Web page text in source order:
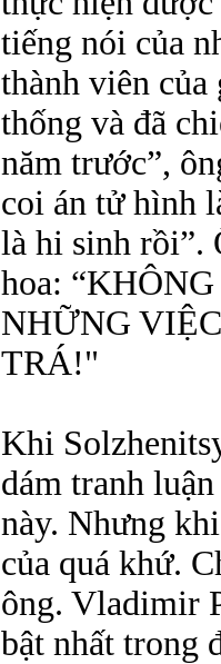
tiếng nói của
thành viên
thống và đã
năm trước”,
coi án tử hình
là hi sinh rồi”.
hoa:
NHỮNG
TRÁ!"
Khi
dám tranh
này. Nhưng
của quá khứ.
ông. Vladimir
bật nhất trong